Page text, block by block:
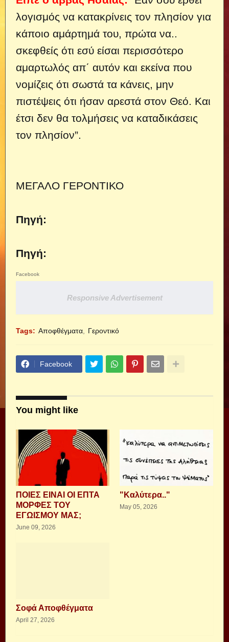
λογισμός να κατακρίνεις τον πλησίον για
κάποιο αμάρτημά του, πρώτα να..
σκεφθείς ότι εσύ είσαι περισσότερο
αμαρτωλός απ΄ αυτόν και εκείνα που
νομίζεις ότι σωστά τα κάνεις, μην
πιστέψεις ότι ήσαν αρεστά στον Θεό. Και
έτσι δεν θα τολμήσεις να καταδικάσεις
τον πλησίον”.
ΜΕΓΑΛΟ ΓΕΡΟΝΤΙΚΟ
Πηγή:
Πηγή:
Facebook
Responsive Advertisement
Tags: Αποφθέγματα Γεροντικό
Facebook
You might like
ΠΟΙΕΣ ΕΙΝΑΙ ΟΙ ΕΠΤΑ
ΜΟΡΦΕΣ ΤΟΥ
ΕΓΩΙΣΜΟΥ ΜΑΣ;
June 09, 2026
"Καλύτερα.."
May 05, 2026
Σοφά Αποφθέγματα
April 27, 2026